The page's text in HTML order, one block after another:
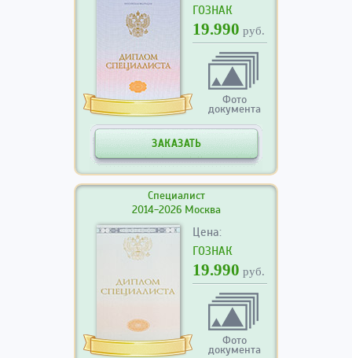
ГОЗНАК
19.990 руб.
Фото
документа
ЗАКАЗАТЬ
Специалист
2014-2026 Москва
Цена:
ГОЗНАК
19.990 руб.
Фото
документа